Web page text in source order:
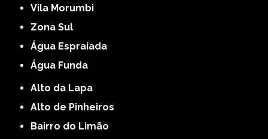
Vila Morumbi
Zona Sul
Água Espraiada
Água Funda
Alto da Lapa
Alto de Pinheiros
Bairro do Limão